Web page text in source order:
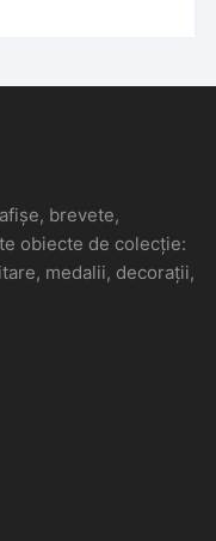
brevete,
obiecte de colecție:
medalii, decorații,